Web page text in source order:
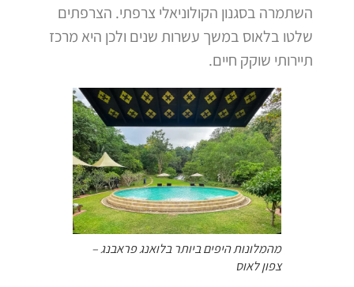
השתמרה בסגנון הקולוניאלי צרפתי. הצרפתים
שלטו בלאוס במשך עשרות שנים ולכן היא מרכז
תיירותי שוקק חיים.
מהמלונות היפים ביותר בלואנג פראבנג –
צפון לאוס